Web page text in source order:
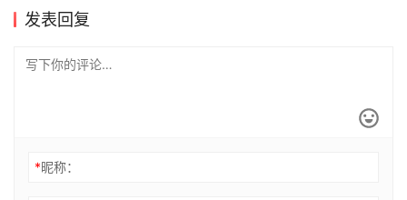
发表回复
*昵称：